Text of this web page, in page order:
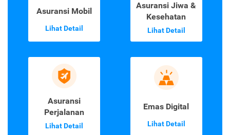
Asuransi Mobil
Lihat Detail
Asuransi Jiwa &
Kesehatan
Lihat Detail
Asuransi
Perjalanan
Lihat Detail
Emas Digital
Lihat Detail